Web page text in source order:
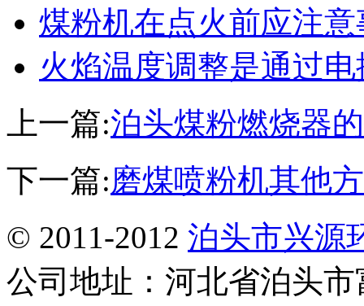
煤粉机在点火前应注意
火焰温度调整是通过
上一篇:泊头煤粉燃烧器
下一篇:磨煤喷粉机其他
© 2011-2012 泊头市兴源
公司地址：河北省泊头